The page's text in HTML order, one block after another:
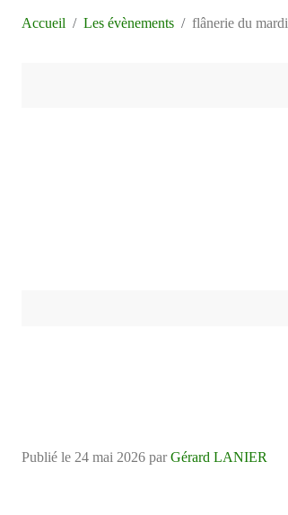
Accueil Les évènements flânerie du mardi
Publié le 24 mai 2026 parGérard LANIER